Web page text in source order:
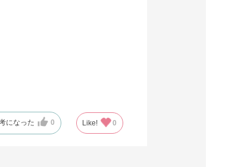
になった 0 Like! 0